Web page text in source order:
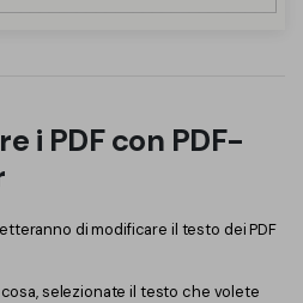
i PDF con PDF-
di modificare il testo dei PDF
selezionate il testo che volete